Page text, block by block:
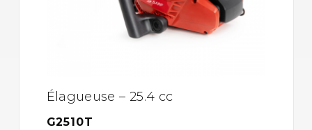
Élagueuse – 25.4 cc
G2510T